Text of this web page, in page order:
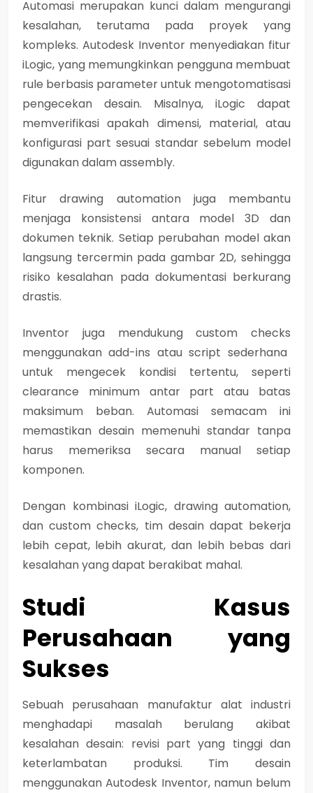
Automasi merupakan kunci dalam mengurangi
kesalahan, terutama pada proyek yang
kompleks. Autodesk Inventor menyediakan fitur
iLogic, yang memungkinkan pengguna membuat
rule berbasis parameter untuk mengotomatisasi
pengecekan desain. Misalnya, iLogic dapat
memverifikasi apakah dimensi, material, atau
konfigurasi part sesuai standar sebelum model
digunakan dalam assembly.
Fiturdrawing automationjuga membantu
menjaga konsistensi antara model 3D dan
dokumen teknik. Setiap perubahan model akan
langsung tercermin pada gambar 2D, sehingga
risiko kesalahan pada dokumentasi berkurang
drastis.
Inventor juga mendukungcustom checks
menggunakan add-ins atau script sederhana
untuk mengecek kondisi tertentu, seperti
clearance minimum antar part atau batas
maksimum beban. Automasi semacam ini
memastikan desain memenuhi standar tanpa
harus memeriksa secara manual setiap
komponen.
Dengan kombinasi iLogic, drawing automation,
dan custom checks, tim desain dapat bekerja
lebih cepat, lebih akurat, dan lebih bebas dari
kesalahan yang dapat berakibat mahal.
Studi Kasus
Perusahaan yang
Sukses
Sebuah perusahaan manufaktur alat industri
menghadapi masalah berulang akibat
kesalahan desain: revisi part yang tinggi dan
keterlambatan produksi. Tim desain
menggunakan Autodesk Inventor, namun belum